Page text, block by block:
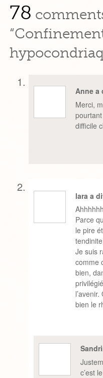
78
Anne
Merci,
difficile
lara a
Parce
le pire
Je suis
comme
bien,
bien le
c’est